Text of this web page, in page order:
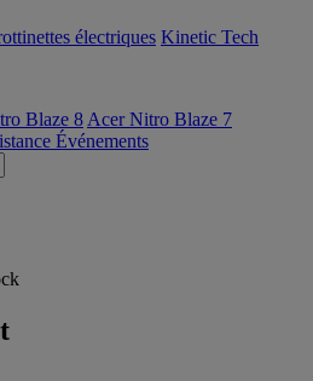
électriques Kinetic Tech
Blaze 8 Acer Nitro Blaze 7
Événements